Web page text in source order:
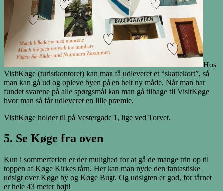
Hos
VisitKøge (turistkontoret) kan man få udleveret et “skattekort”, så
man kan gå ud og opleve byen på en helt ny måde. Når man har
fundet svarene på alle spørgsmål kan man gå tilbage til VisitKøge
hvor man så får udleveret en lille præmie.
VisitKøge holder til på Vestergade 1, lige ved Torvet.
5. Se Køge fra oven
Kun i sommerferien er der mulighed for at gå de mange trin op til
toppen af Køge Kirkes tårn. Her kan man nyde den fantastiske
udsigt over Køge by og Køge Bugt. Og udsigten er god, for tårnet
er hele 43 meter højt!